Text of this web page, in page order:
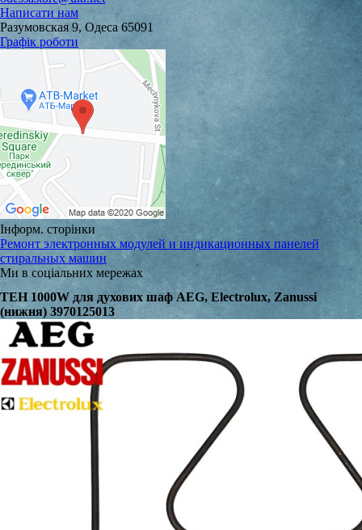
Написати нам
Разумовская 9, Одеса 65091
Графік роботи
Інформ. сторінки
Ремонт электронных модулей и индикационных панелей
стиральных машин
Ми в соціальних мережах
ТЕН 1000W для духових шаф AEG, Electrolux, Zanussi
(нижня) 3970125013